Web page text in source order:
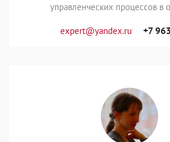
управленческих процессов в
expert@yandex.ru +7